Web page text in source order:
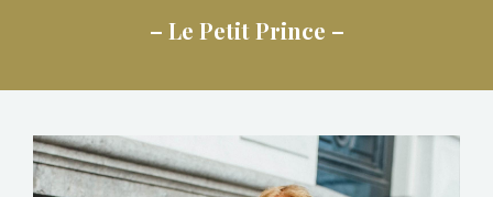
– Le Petit Prince –